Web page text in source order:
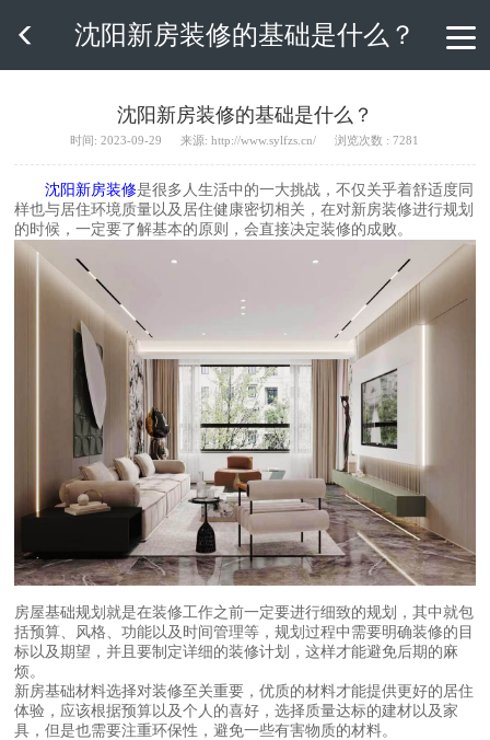
 沈阳新房装修的基础是什么？
沈阳新房装修的基础是什么？
时间: 2023-09-29 来源: http://www.sylfzs.cn/ 浏览次数 : 7281
沈阳新房装修是很多人生活中的一大挑战，不仅关乎着舒适度同
样也与居住环境质量以及居住健康密切相关，在对新房装修进行规划
的时候，一定要了解基本的原则，会直接决定装修的成败。
房屋基础规划就是在装修工作之前一定要进行细致的规划，其中就包
括预算、风格、功能以及时间管理等，规划过程中需要明确装修的目
标以及期望，并且要制定详细的装修计划，这样才能避免后期的麻
烦。
新房基础材料选择对装修至关重要，优质的材料才能提供更好的居住
体验，应该根据预算以及个人的喜好，选择质量达标的建材以及家
具，但是也需要注重环保性，避免一些有害物质的材料。